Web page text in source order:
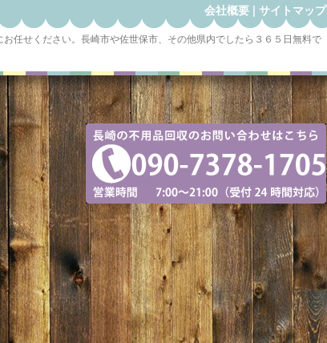
会社概要 | サイトマップ
せください。長崎市や佐世保市、その他県内でしたら３６５日無料で